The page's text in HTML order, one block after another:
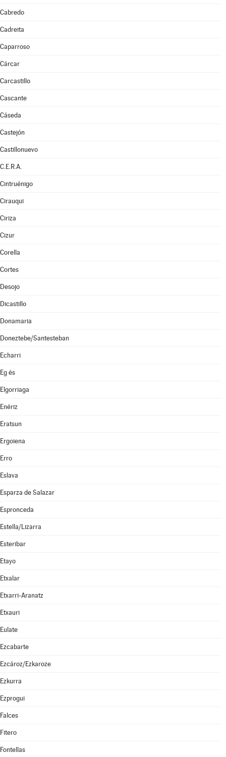
Cabredo
Cadreita
Caparroso
Cárcar
Carcastillo
Cascante
Cáseda
Castejón
Castillonuevo
C.E.R.A.
Cintruénigo
Cirauqui
Ciriza
Cizur
Corella
Cortes
Desojo
Dicastillo
Donamaria
Doneztebe/Santesteban
Echarri
Eg és
Elgorriaga
Enériz
Eratsun
Ergoiena
Erro
Eslava
Esparza de Salazar
Espronceda
Estella/Lizarra
Esteribar
Etayo
Etxalar
Etxarri-Aranatz
Etxauri
Eulate
Ezcabarte
Ezcároz/Ezkaroze
Ezkurra
Ezprogui
Falces
Fitero
Fontellas